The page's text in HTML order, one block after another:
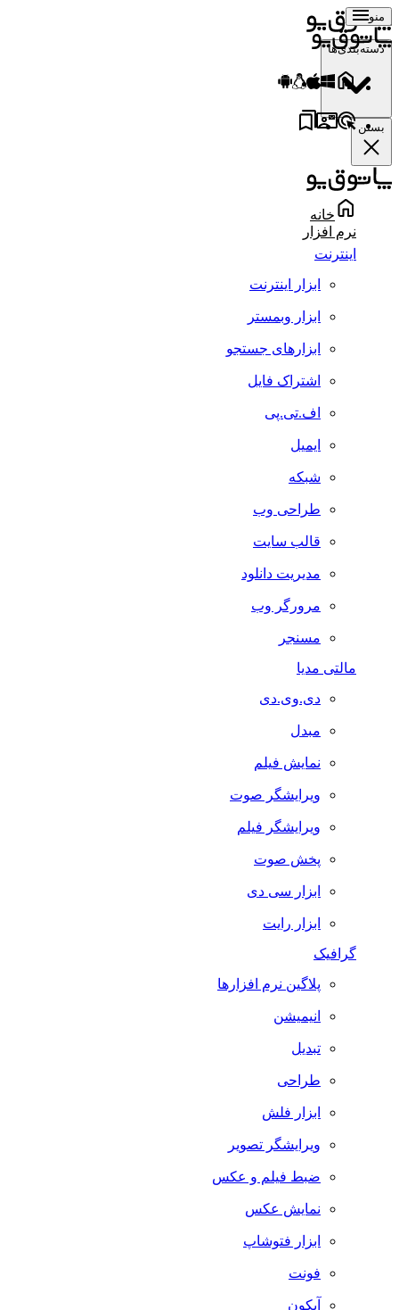
منو
دسته‌بندی‌ها
بستن
خانه
نرم افزار
اینترنت
ابزار اینترنت
ابزار وبمستر
ابزارهای جستجو
اشتراک فایل
اف.تی.پی
ایمیل
شبکه
طراحی وب
قالب سایت
مدیریت دانلود
مرورگر وب
مسنجر
مالتی مدیا
دی.وی.دی
مبدل
نمایش فیلم
ویرایشگر صوت
ویرایشگر فیلم
پخش صوت
ابزار سی دی
ابزار رایت
گرافیک
پلاگین نرم افزارها
انیمیشن
تبدیل
طراحی
ابزار فلش
ویرایشگر تصویر
ضبط فيلم و عكس
نمایش عکس
ابزار فتوشاپ
فونت
آیکون